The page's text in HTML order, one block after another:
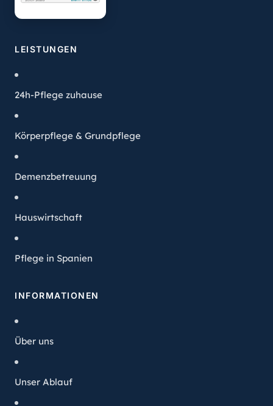
LEISTUNGEN
24h-Pflege zuhause
Körperpflege & Grundpflege
Demenzbetreuung
Hauswirtschaft
Pflege in Spanien
INFORMATIONEN
Über uns
Unser Ablauf